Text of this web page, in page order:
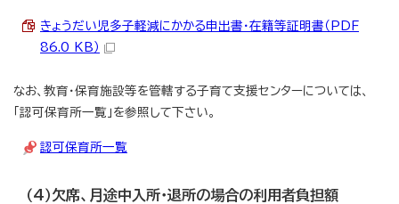
きょうだい児多子軽減にかかる申出書・在籍等証明書（PDF
86.0 KB）
なお、教育・保育施設等を管轄する子育て支援センターについては、
「認可保育所一覧」を参照して下さい。
認可保育所一覧
（4）欠席、月途中入所・退所の場合の利用者負担額